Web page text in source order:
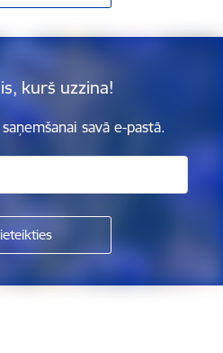
kurš uzzina!
savā e-pastā.